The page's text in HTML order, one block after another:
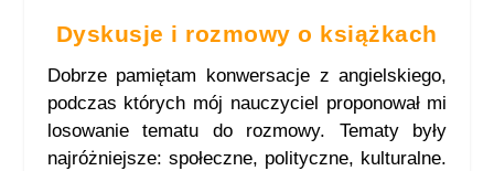
Dyskusje i rozmowy o książkach
Dobrze pamiętam konwersacje z angielskiego,
podczas których mój nauczyciel proponował mi
losowanie tematu do rozmowy. Tematy były
najróżniejsze: społeczne, polityczne, kulturalne.